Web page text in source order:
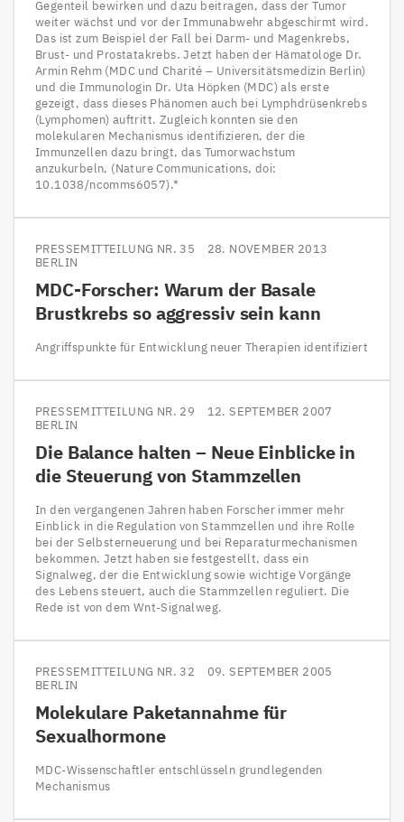
Gegenteil bewirken und dazu beitragen, dass der Tumor
weiter wächst und vor der Immunabwehr abgeschirmt wird.
Das ist zum Beispiel der Fall bei Darm- und Magenkrebs,
Brust- und Prostatakrebs. Jetzt haben der Hämatologe Dr.
Armin Rehm (MDC und Charité – Universitätsmedizin Berlin)
und die Immunologin Dr. Uta Höpken (MDC) als erste
gezeigt, dass dieses Phänomen auch bei Lymphdrüsenkrebs
(Lymphomen) auftritt. Zugleich konnten sie den
molekularen Mechanismus identifizieren, der die
Immunzellen dazu bringt, das Tumorwachstum
anzukurbeln, (Nature Communications, doi:
10.1038/ncomms6057).*
PRESSEMITTEILUNG NR. 35
28. NOVEMBER 2013
BERLIN
MDC-Forscher: Warum der Basale
Brustkrebs so aggressiv sein kann
Angriffspunkte für Entwicklung neuer Therapien identifiziert
PRESSEMITTEILUNG NR. 29
12. SEPTEMBER 2007
BERLIN
Die Balance halten – Neue Einblicke in
die Steuerung von Stammzellen
In den vergangenen Jahren haben Forscher immer mehr
Einblick in die Regulation von Stammzellen und ihre Rolle
bei der Selbsterneuerung und bei Reparaturmechanismen
bekommen. Jetzt haben sie festgestellt, dass ein
Signalweg, der die Entwicklung sowie wichtige Vorgänge
des Lebens steuert, auch die Stammzellen reguliert. Die
Rede ist von dem Wnt-Signalweg.
PRESSEMITTEILUNG NR. 32
09. SEPTEMBER 2005
BERLIN
Molekulare Paketannahme für
Sexualhormone
MDC-Wissenschaftler entschlüsseln grundlegenden
Mechanismus